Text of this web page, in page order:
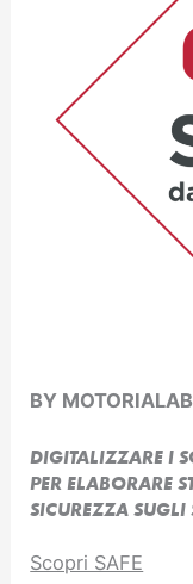
BY MOTORIALAB
DIGITALIZZARE I
PER ELABORARE
SICUREZZA SUGLI
Scopri SAFE